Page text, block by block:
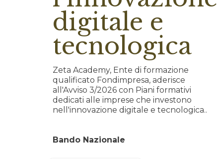
digitale e
tecnologica
Zeta Academy, Ente di formazione
qualificato Fondimpresa, aderisce
all'Avviso 3/2026 con Piani formativi
dedicati alle imprese che investono
nell'innovazione digitale e tecnologica..
Bando Nazionale